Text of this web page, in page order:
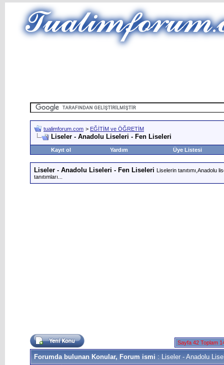
tualimforum.com > EĞİTİM ve ÖĞRETİM
Liseler - Anadolu Liseleri - Fen Liseleri
Kayıt ol Yardım Üye Listesi
Liseler - Anadolu Liseleri - Fen Liseleri Liselerin tanıtımı,Anadolu
tanıtımları...
Sayfa 42 Toplam
Forumda bulunan Konular, Forum ismi : Liseler - Anadolu